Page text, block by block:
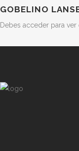
GOBELINO
Debes acceder para